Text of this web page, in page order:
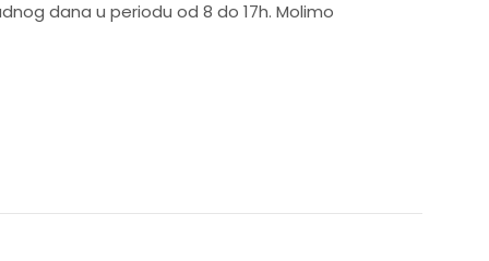
pojaseve
dana u periodu od 8 do 17h. Molimo